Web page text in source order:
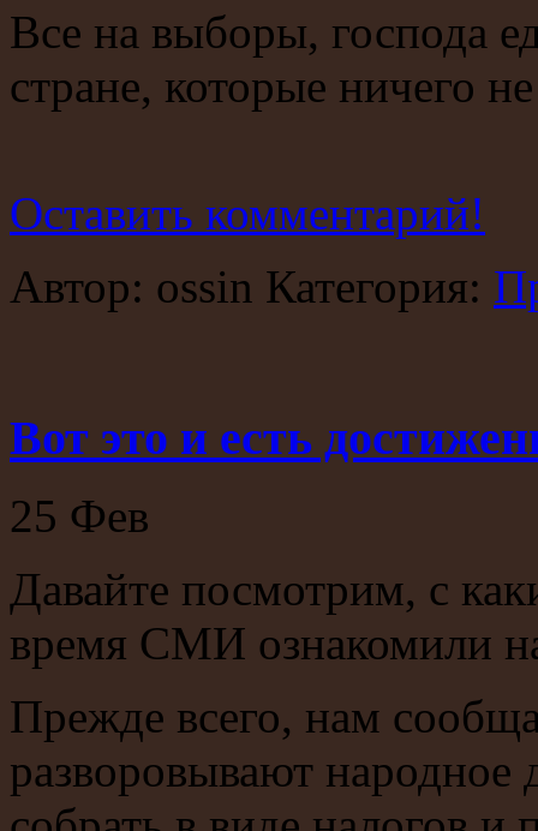
Все на выборы, господа
стране, которые ничего
Оставить комментарий!
Автор: ossin Категория:
Вот это и есть
25 Фев
Давайте посмотрим, с
время СМИ ознакомили
Прежде всего, нам
разворовывают народное